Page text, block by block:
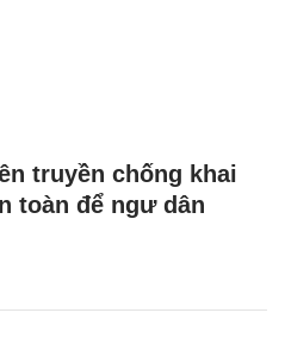
truyền chống khai
toàn để ngư dân